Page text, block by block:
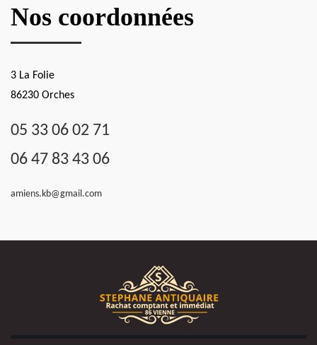
Nos coordonnées
3 La Folie
86230 Orches
05 33 06 02 71
06 47 83 43 06
amiens.kb@gmail.com